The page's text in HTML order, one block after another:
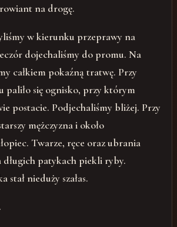
na drogę.
w kierunku przeprawy na
dojechaliśmy do promu. Na
całkiem pokaźną tratwę. Przy
paliło się ognisko, przy którym
postacie. Podjechaliśmy bliżej. Przy
mężczyzna i około
Twarze, ręce oraz ubrania
patykach piekli ryby.
stał nieduży szałas.